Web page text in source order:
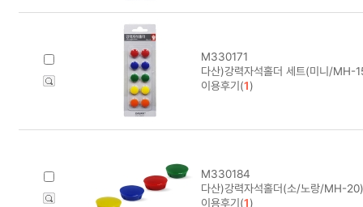
M330171
다산)강력자석홀더 세트(미니/MH-
이용후기(1)
M330184
다산)강력자석홀더(소/노랑/MH-
이용후기(1)